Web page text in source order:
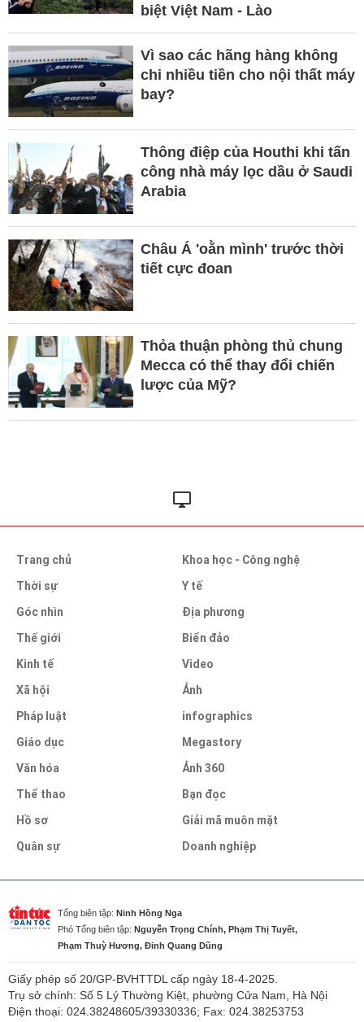
biệt Việt Nam - Lào
Vì sao các hãng hàng không
chi nhiều tiền cho nội thất máy
bay?
Thông điệp của Houthi khi tấn
công nhà máy lọc dầu ở Saudi
Arabia
Châu Á 'oằn mình' trước thời
tiết cực đoan
Thỏa thuận phòng thủ chung
Mecca có thể thay đổi chiến
lược của Mỹ?
Trang chủ
Thời sự
Góc nhìn
Thế giới
Kinh tế
Xã hội
Pháp luật
Giáo dục
Văn hóa
Thể thao
Hồ sơ
Quân sự
Khoa học - Công nghệ
Y tế
Địa phương
Biển đảo
Video
Ảnh
infographics
Megastory
Ảnh 360
Bạn đọc
Giải mã muôn mặt
Doanh nghiệp
Tổng biên tập: Ninh Hồng Nga
Phó Tổng biên tập: Nguyễn Trọng Chính, Phạm Thị Tuyết,
Phạm Thuỳ Hương, Đinh Quang Dũng
Giấy phép số 20/GP-BVHTTDL cấp ngày 18-4-2025.
Trụ sở chính: Số 5 Lý Thường Kiệt, phường Cửa Nam, Hà Nội
Điện thoại: 024.38248605/39330336; Fax: 024.38253753